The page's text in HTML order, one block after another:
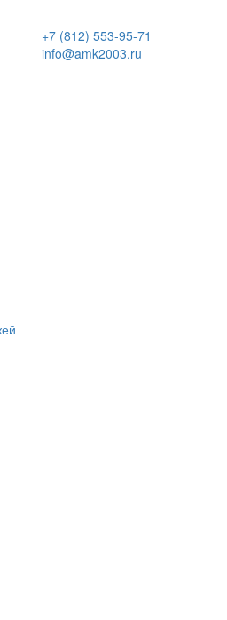
+7 (812) 553-95-71
info@amk2003.ru